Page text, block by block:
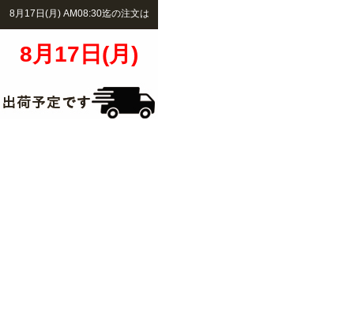
8月17日(月) AM08:30迄の注文は
8月17日(月)